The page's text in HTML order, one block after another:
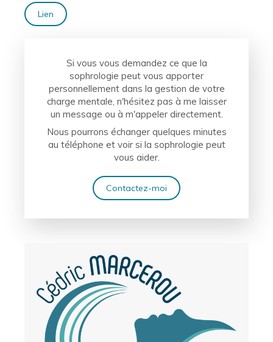
Lien
Si vous vous demandez ce que la
sophrologie peut vous apporter
personnellement dans la gestion de votre
charge mentale, n'hésitez pas à me laisser
un message ou à m'appeler directement.
Nous pourrons échanger quelques minutes
au téléphone et voir si la sophrologie peut
vous aider.
Contactez-moi